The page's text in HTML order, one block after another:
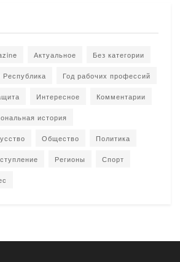
Актуальное Без категории
Республика Год рабочих профессий
Интересное Комментарии
история
Общество Политика
Регионы Спорт